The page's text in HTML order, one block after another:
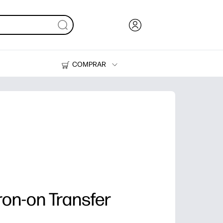
COMPRAR
Suprimentos
on Transfer